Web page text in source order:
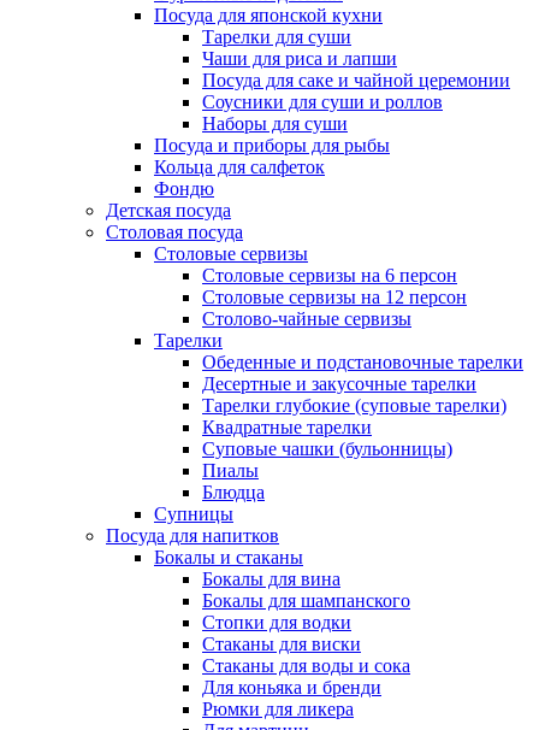
Посуда для японской кухни
Тарелки для суши
Чаши для риса и лапши
Посуда для саке и чайной церемонии
Соусники для суши и роллов
Наборы для суши
Посуда и приборы для рыбы
Кольца для салфеток
Фондю
Детская посуда
Столовая посуда
Столовые сервизы
Столовые сервизы на 6 персон
Столовые сервизы на 12 персон
Столово-чайные сервизы
Тарелки
Обеденные и подстановочные тарелки
Десертные и закусочные тарелки
Тарелки глубокие (суповые тарелки)
Квадратные тарелки
Суповые чашки (бульонницы)
Пиалы
Блюдца
Супницы
Посуда для напитков
Бокалы и стаканы
Бокалы для вина
Бокалы для шампанского
Стопки для водки
Стаканы для виски
Стаканы для воды и сока
Для коньяка и бренди
Рюмки для ликера